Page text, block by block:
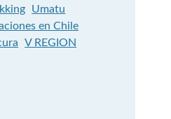
Umatu
en Chile
V REGION